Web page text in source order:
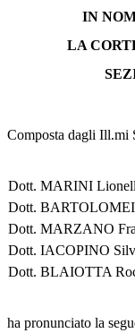
IN
LA
Composta dagli Ill.mi
Dott. MARINI
Dott.
Dott. MARZANO
Dott. IACOPINO
Dott. BLAIOTTA
ha pronunciato la